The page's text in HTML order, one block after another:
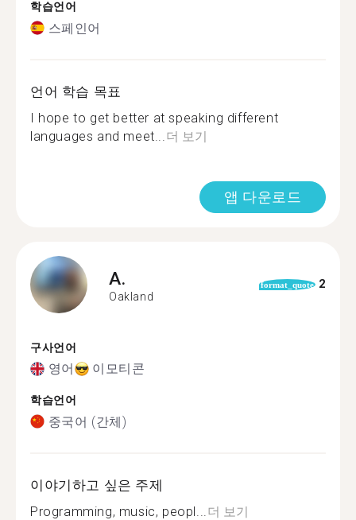
학습언어
스페인어
언어 학습 목표
I hope to get better at speaking different
languages and meet... 더 보기
앱 다운로드
A.
Oakland
format_quote 2
구사언어
영어 이모티콘
학습언어
중국어 (간체)
이야기하고 싶은 주제
Programming, music, peopl... 더 보기